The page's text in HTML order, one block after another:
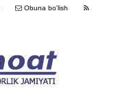
Obuna bo'lish